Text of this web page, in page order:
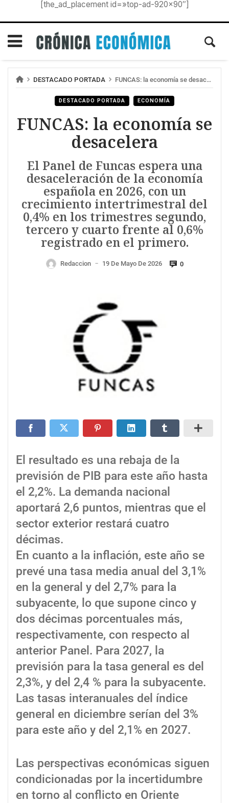
[the_ad_placement id=»top-ad-920×90″]
DESTACADO PORTADA FUNCAS: la economía se desacelera
DESTACADO PORTADA ECONOMÍA
FUNCAS: la economía se
desacelera
El Panel de Funcas espera una
desaceleración de la economía
española en 2026, con un
crecimiento intertrimestral del
0,4% en los trimestres segundo,
tercero y cuarto frente al 0,6%
registrado en el primero.
Redaccion — 19 De Mayo De 2026 0
El resultado es una rebaja de la
previsión de PIB para este año hasta
el 2,2%. La demanda nacional
aportará 2,6 puntos, mientras que el
sector exterior restará cuatro
décimas.
En cuanto a la inflación, este año se
prevé una tasa media anual del 3,1%
en la general y del 2,7% para la
subyacente, lo que supone cinco y
dos décimas porcentuales más,
respectivamente, con respecto al
anterior Panel. Para 2027, la
previsión para la tasa general es del
2,3%, y del 2,4 % para la subyacente.
Las tasas interanuales del índice
general en diciembre serían del 3%
para este año y del 2,1% en 2027.
Las perspectivas económicas siguen
condicionadas por la incertidumbre
en torno al conflicto en Oriente